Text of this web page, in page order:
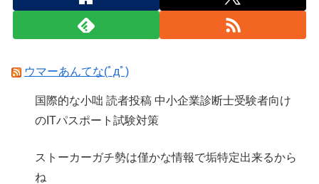
ウマーあんてな(ﾟдﾟ)
国際的な小咄 読者投稿 中小企業診断士受験者向け
のITパスポート試験対策
ストーカーガチ勢は僅かな情報で垢特定出来るから
ね